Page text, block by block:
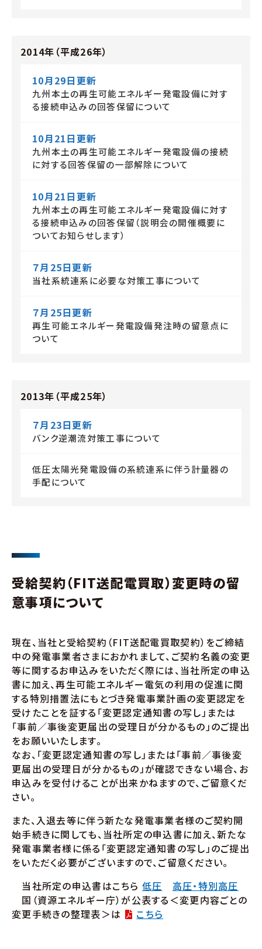
2014年（平成26年）
10月29日更新
九州本土の再生可能エネルギー発電設備に対す
る接続申込みの回答保留について
10月21日更新
九州本土の再生可能エネルギー発電設備の接続
に対する回答保留の一部解除について
10月21日更新
九州本土の再生可能エネルギー発電設備に対す
る接続申込みの回答保留（説明会の開催概要に
ついてお知らせします）
７月25日更新
当社系統連系に必要な対策工事について
７月25日更新
再生可能エネルギー発電設備発注時の留意点に
ついて
2013年（平成25年）
７月23日更新
バンク逆潮流対策工事について
低圧太陽光発電設備の系統連系に伴う計量器の
手配について
受給契約（FIT送配電買取）変更時の留
意事項について
現在、当社と受給契約（FIT送配電買取契約）をご締結
中の発電事業者さまにおかれまして、ご契約名義の変更
等に関するお申込みをいただく際には、当社所定の申込
書に加え、再生可能エネルギー電気の利用の促進に関
する特別措置法にもとづき発電事業計画の変更認定を
受けたことを証する「変更認定通知書の写し」または
「事前／事後変更届出の受理日が分かるもの」のご提出
をお願いいたします。
なお、「変更認定通知書の写し」または「事前／事後変
更届出の受理日が分かるもの」が確認できない場合、お
申込みを受付けることが出来かねますので、ご留意くだ
さい。
また、入退去等に伴う新たな発電事業者様のご契約開
始手続きに関しても、当社所定の申込書に加え、新たな
発電事業者様に係る「変更認定通知書の写し」のご提出
をいただく必要がございますので、ご留意ください。
当社所定の申込書はこちら 低圧
高圧・特別高圧
国（資源エネルギー庁）が公表する＜変更内容ごとの
変更手続きの整理表＞は
こちら